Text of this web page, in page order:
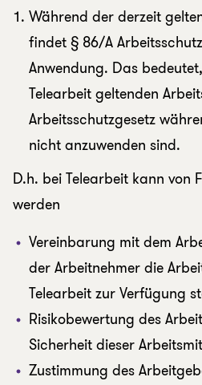
Während der derzeit
findet § 86/A
Anwendung. Das
Telearbeit geltenden
Arbeitsschutzgesetz
nicht anzuwenden sind.
D.h. bei Telearbeit kann von
werden
Vereinbarung mit dem
der Arbeitnehmer die
Telearbeit zur Verfügung
Risikobewertung des
Sicherheit dieser
Zustimmung des